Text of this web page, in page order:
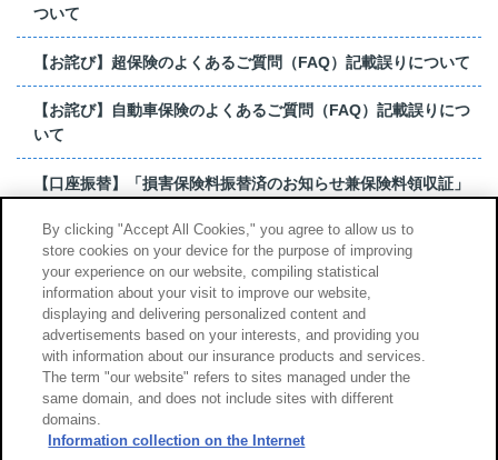
ついて
【お詫び】超保険のよくあるご質問（FAQ）記載誤りについて
【お詫び】自動車保険のよくあるご質問（FAQ）記載誤りにつ
いて
【口座振替】「損害保険料振替済のお知らせ兼保険料領収証」
【お詫び】超保険のよくあるご質問（FAQ）記載誤りについて
もっと見る
サイトのご利用について
勧誘方針
By clicking "Accept All Cookies," you agree to allow us to
store cookies on your device for the purpose of improving
your experience on our website, compiling statistical
information about your visit to improve our website,
displaying and delivering personalized content and
advertisements based on your interests, and providing you
with information about our insurance products and services.
The term "our website" refers to sites managed under the
same domain, and does not include sites with different
domains.
Information collection on the Internet